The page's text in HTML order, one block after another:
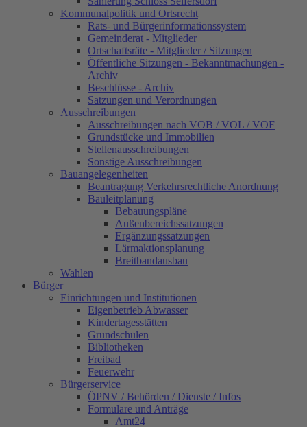
Kommunalpolitik und Ortsrecht
Rats- und Bürgerinformationssystem
Gemeinderat - Mitglieder
Ortschaftsräte - Mitglieder / Sitzungen
Öffentliche Sitzungen - Bekanntmachungen -
Archiv
Beschlüsse - Archiv
Satzungen und Verordnungen
Ausschreibungen
Ausschreibungen nach VOB / VOL / VOF
Grundstücke und Immobilien
Stellenausschreibungen
Sonstige Ausschreibungen
Bauangelegenheiten
Beantragung Verkehrsrechtliche Anordnung
Bauleitplanung
Bebauungspläne
Außenbereichssatzungen
Ergänzungssatzungen
Lärmaktionsplanung
Breitbandausbau
Wahlen
Bürger
Einrichtungen und Institutionen
Eigenbetrieb Abwasser
Kindertagesstätten
Grundschulen
Bibliotheken
Freibad
Feuerwehr
Bürgerservice
ÖPNV / Behörden / Dienste / Infos
Formulare und Anträge
Amt24